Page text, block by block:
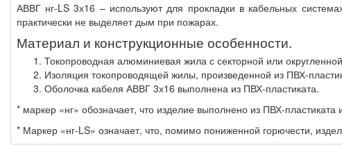
АВВГ нг-LS 3х16 – используют для прокладки в кабельных
практически не выделяет дым при пожарах.
Материал и конструкционные особенности.
Токопроводная алюминиевая жила с секторной или
Изоляция токопроводящей жилы, произведенной из ПВХ-
Оболочка кабеля АВВГ 3х16 выполнена из ПВХ-пластиката.
* маркер «нг» обозначает, что изделие выполнено из ПВХ-
* Маркер «нг-LS» означает, что, помимо пониженной горючести,